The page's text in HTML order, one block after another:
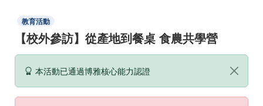
教育活動
【校外參訪】從產地到餐桌 食農共學營
本活動已通過博雅核心能力認證